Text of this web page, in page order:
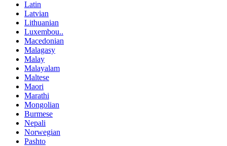
Luxembou..
Macedonian
Malagasy
Malay
Malayalam
Maltese
Maori
Marathi
Mongolian
Burmese
Nepali
Norwegian
Pashto
Persian
Punjabi
Serbian